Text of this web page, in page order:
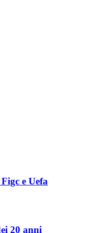
e Uefa
20 anni